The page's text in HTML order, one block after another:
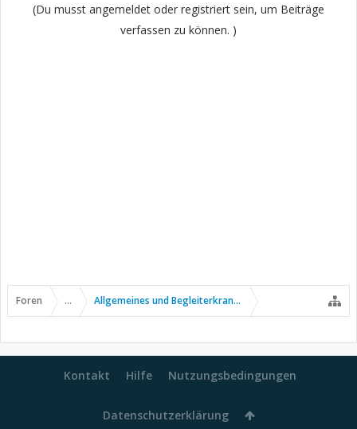
(Du musst angemeldet oder registriert sein, um Beiträge
verfassen zu können. )
Foren ... Allgemeines und Begleiterkrankungen
Kontakt Hilfe Nutzungsbedingungen
Datenschutzerklärung